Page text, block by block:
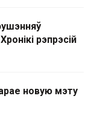
рэпрэсій
новую мэту